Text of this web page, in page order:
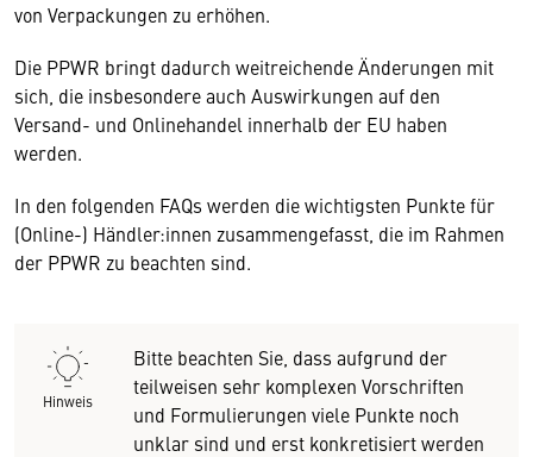
von Verpackungen zu erhöhen.
Die PPWR bringt dadurch weitreichende Änderungen mit
sich, die insbesondere auch Auswirkungen auf den
Versand- und Onlinehandel innerhalb der EU haben
werden.
In den folgenden FAQs werden die wichtigsten Punkte für
(Online-) Händler:innen zusammengefasst, die im Rahmen
der PPWR zu beachten sind.
Hinweis
Bitte beachten Sie, dass aufgrund der
teilweisen sehr komplexen Vorschriften
und Formulierungen viele Punkte noch
unklar sind und erst konkretisiert werden